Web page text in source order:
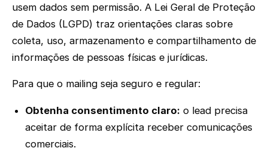
usem dados sem permissão. A Lei Geral de Proteção
de Dados (LGPD) traz orientações claras sobre
coleta, uso, armazenamento e compartilhamento de
informações de pessoas físicas e jurídicas.
Para que o mailing seja seguro e regular:
Obtenha consentimento claro: o lead precisa
aceitar de forma explícita receber comunicações
comerciais.